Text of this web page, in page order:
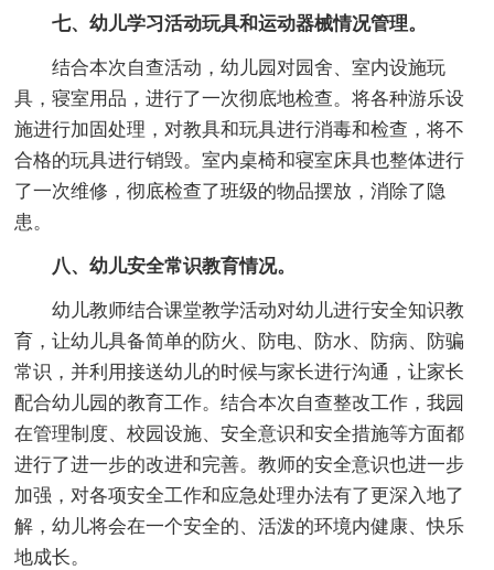
七、幼儿学习活动玩具和运动器械情况管理。
结合本次自查活动，幼儿园对园舍、室内设施玩
具，寝室用品，进行了一次彻底地检查。将各种游乐设
施进行加固处理，对教具和玩具进行消毒和检查，将不
合格的玩具进行销毁。室内桌椅和寝室床具也整体进行
了一次维修，彻底检查了班级的物品摆放，消除了隐
患。
八、幼儿安全常识教育情况。
幼儿教师结合课堂教学活动对幼儿进行安全知识教
育，让幼儿具备简单的防火、防电、防水、防病、防骗
常识，并利用接送幼儿的时候与家长进行沟通，让家长
配合幼儿园的教育工作。结合本次自查整改工作，我园
在管理制度、校园设施、安全意识和安全措施等方面都
进行了进一步的改进和完善。教师的安全意识也进一步
加强，对各项安全工作和应急处理办法有了更深入地了
解，幼儿将会在一个安全的、活泼的环境内健康、快乐
地成长。